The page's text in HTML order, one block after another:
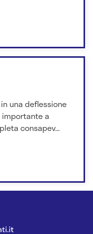
una deflessione
a
consapev...